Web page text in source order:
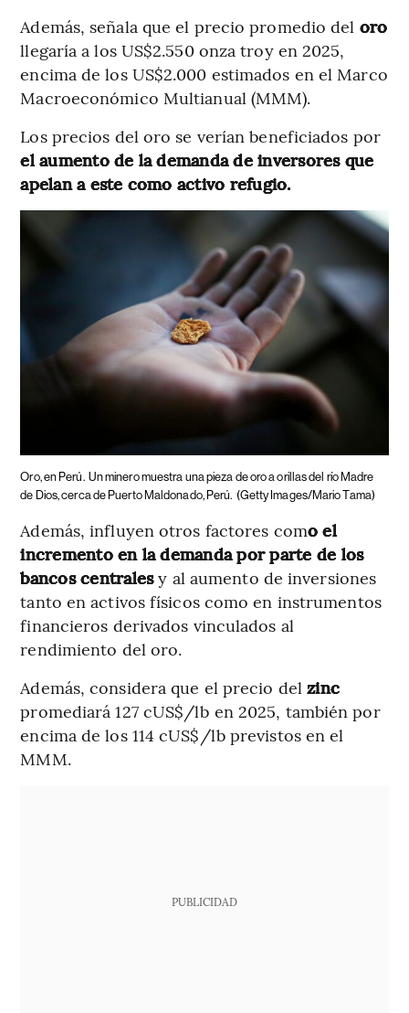
Además, señala que el precio promedio del oro
llegaría a los US$2.550 onza troy en 2025,
encima de los US$2.000 estimados en el Marco
Macroeconómico Multianual (MMM).
Los precios del oro se verían beneficiados por
el aumento de la demanda de inversores que
apelan a este como activo refugio.
Oro, en Perú. Un minero muestra una pieza de oro a orillas del río Madre
de Dios, cerca de Puerto Maldonado, Perú. (Getty Images/Mario Tama)
Además, influyen otros factores como el
incremento en la demanda por parte de los
bancos centralesy al aumento de inversiones
tanto en activos físicos como en instrumentos
financieros derivados vinculados al
rendimiento del oro.
Además, considera que el precio delzinc
promediará 127 cUS$/lb en 2025, también por
encima de los 114 cUS$/lb previstos en el
MMM.
PUBLICIDAD